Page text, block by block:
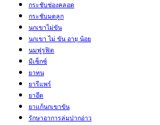
กระชับช่องคลอด
กระชับมดลูก
นกเขาไม่ขัน
นกเขา ไม่ ขัน อายุ น้อย
นมฟูรูฟิต
มีเซ็กซ์
ยาทน
ยารีแพร์
ยาอึด
ยาแก้นกเขาขัน
รักษาอาการล่มปากอ่าว